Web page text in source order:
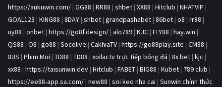
https://aukuwin.com/ | GG88 | RR88 | shbet | XX88 | Hitclub | NHATVIP |
GOAL123 | KING88 | 8DAY | shbet | grandpashabet | 86bet | o8 | rr88 |
uy88 | onbet | https://go8f.design/ | alo789 | KJC | FLY88 | hay.win |
QS88 | O8 | go88 | Socolive | CakhiaTV | https://go88play.site | CM88 |
8US | Phim Moi | TD88 | TD88 | xoilactv trực tiếp bóng đá | 8x bet | kjc |
xx88 | https://taisunwin.dev | Hitclub | FABET | BIG88 | Kubet | 789 club |
https://ee88-app.sa.com/ | new88 | soi keo nha cai | Sunwin chính thức